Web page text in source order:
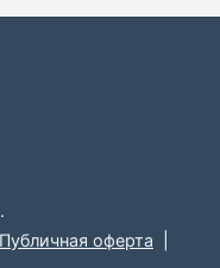
Публичная оферта